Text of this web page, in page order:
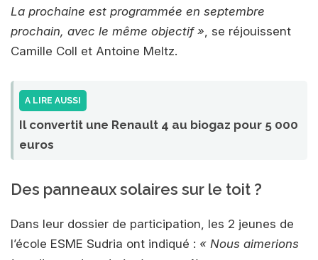
La prochaine est programmée en septembre
prochain, avec le même objectif », se réjouissent
Camille Coll et Antoine Meltz.
A LIRE AUSSI
Il convertit une Renault 4 au biogaz pour 5 000
euros
Des panneaux solaires sur le toit ?
Dans leur dossier de participation, les 2 jeunes de
l’école ESME Sudria ont indiqué : « Nous aimerions